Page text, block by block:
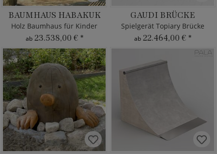
BAUMHAUS HABAKUK
Holz Baumhaus für Kinder
ab 23.538,00 € *
GAUDI BRÜCKE
Spielgerät Topiary Brücke
ab 22.464,00 € *